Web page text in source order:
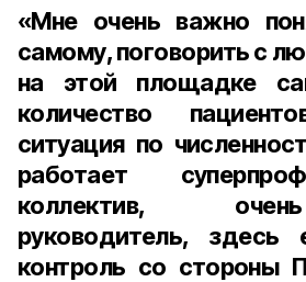
«Мне очень важно
самому, поговорить с
на этой площадке
количество
ситуация по
работает
коллектив,
руководитель, здесь
контроль со стороны